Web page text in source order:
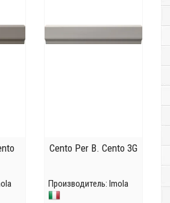
Cento Per B. Cento 3G
Производитель: Imola